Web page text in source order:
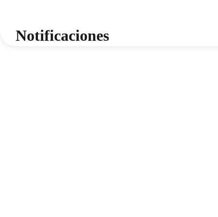
Notificaciones